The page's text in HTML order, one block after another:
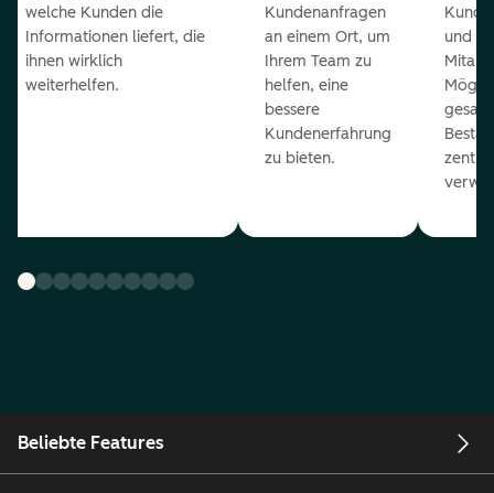
welche Kunden die
Informationen liefert, die
ihnen wirklich
weiterhelfen.
Kundenanfragen
an einem Ort, um
Ihrem Team zu
helfen, eine
bessere
Kundenerfahrung
zu bieten.
und
Beliebte Features